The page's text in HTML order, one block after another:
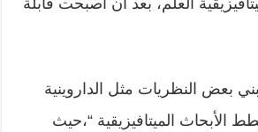
العلم، بعد أن أصبحت قابلة
بعض النظريات مثل الداروينية
الأبحاث الميتافيزيقية “،حيث